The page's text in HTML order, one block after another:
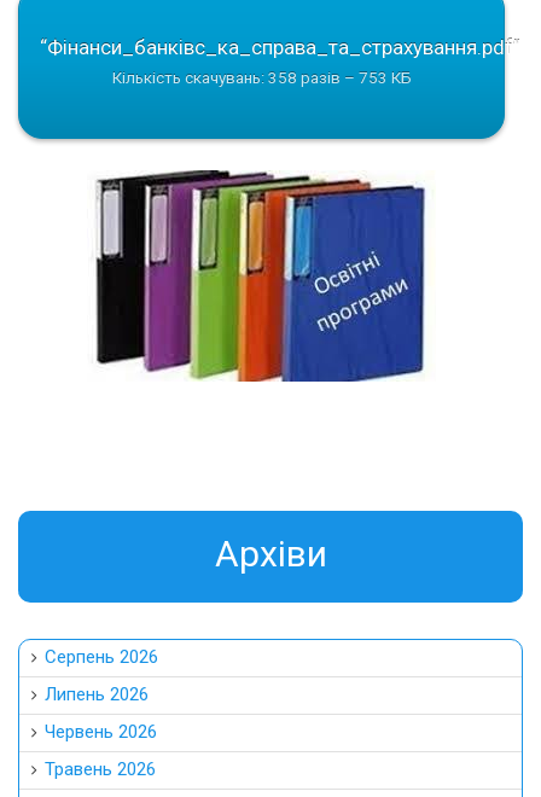
“Фiнанси_банкiвс_ка_справа_та_страхування.pdf”
Кількість скачувань: 358 разів – 753 КБ
Aрхіви
Серпень 2026
Липень 2026
Червень 2026
Травень 2026